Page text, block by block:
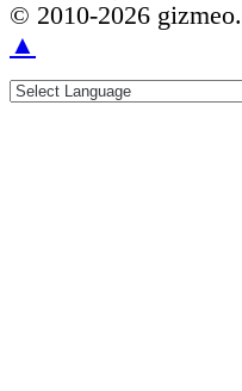
© 2010-2026
▲